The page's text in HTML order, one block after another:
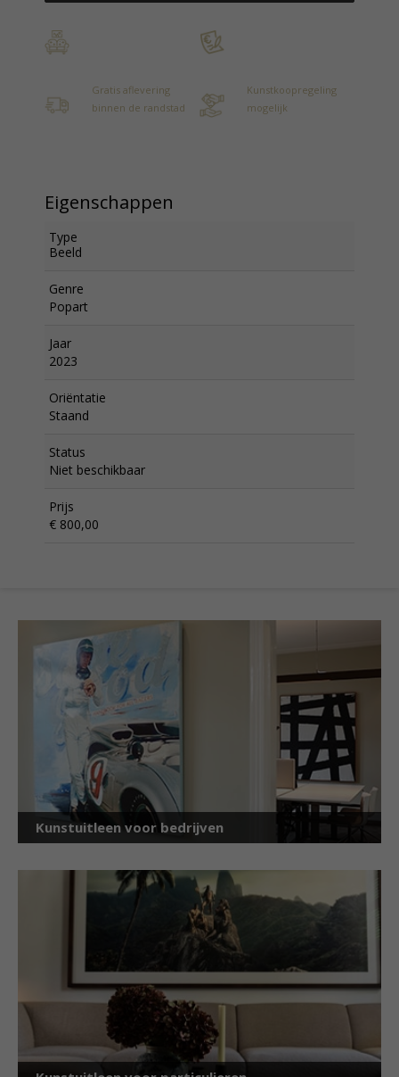
Gratis aflevering
binnen de randstad
Kunstkoopregeling
mogelijk
Eigenschappen
Type
Beeld
Genre
Popart
Jaar
2023
Oriëntatie
Staand
Status
Niet beschikbaar
Prijs
€ 800,00
Kunstuitleen voor bedrijven